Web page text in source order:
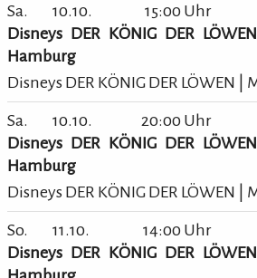
Sa. 10.10.
15:00 Uhr
Disneys DER KÖNIG DER
Hamburg
Disneys DER KÖNIG DER LÖWEN |
Sa. 10.10.
20:00 Uhr
Disneys DER KÖNIG DER
Hamburg
Disneys DER KÖNIG DER LÖWEN |
So. 11.10.
14:00 Uhr
Disneys DER KÖNIG DER